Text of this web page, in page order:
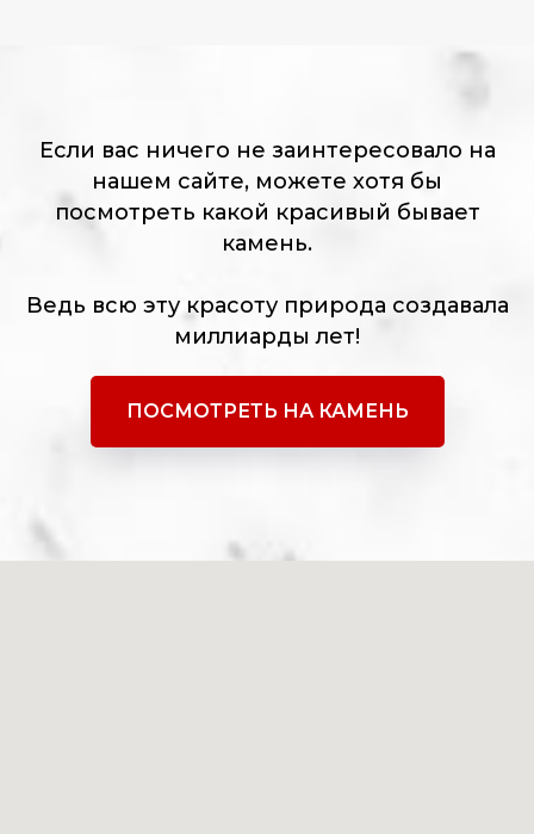
Если вас ничего не заинтересовало на
нашем сайте, можете хотя бы
посмотреть какой красивый бывает
камень.
Ведь всю эту красоту природа создавала
миллиарды лет!
ПОСМОТРЕТЬ НА КАМЕНЬ